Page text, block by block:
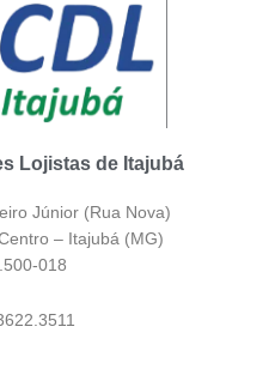
Lojistas de Itajubá
Júnior (Rua Nova)
– Itajubá (MG)
018